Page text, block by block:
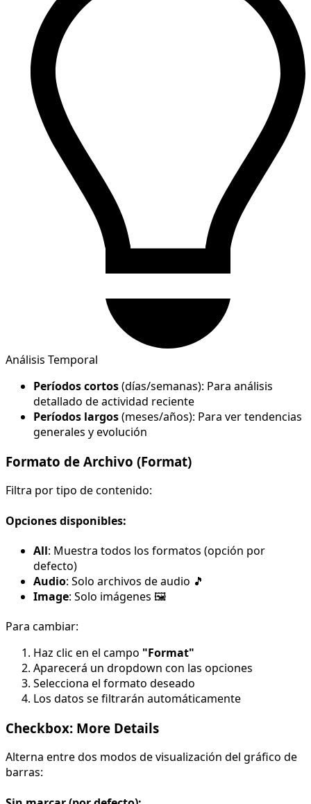
Análisis Temporal
Períodos cortos(días/semanas): Para análisis
detallado de actividad reciente
Períodos largos(meses/años): Para ver tendencias
generales y evolución
Formato de Archivo (Format)
Filtra por tipo de contenido:
Opciones disponibles:
All: Muestra todos los formatos (opción por
defecto)
Audio: Solo archivos de audio 🎵
Image: Solo imágenes 🖼️
Para cambiar:
Haz clic en el campo "Format"
Aparecerá un dropdown con las opciones
Selecciona el formato deseado
Los datos se filtrarán automáticamente
Checkbox: More Details
Alterna entre dos modos de visualización del gráfico de
barras: